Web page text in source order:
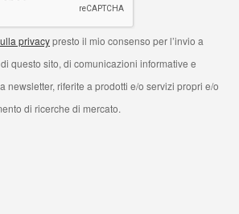
privacypresto il mio consenso per l’invio a
questo sito, di comunicazioni informative e
newsletter, riferite a prodotti e/o servizi propri e/o
di ricerche di mercato.